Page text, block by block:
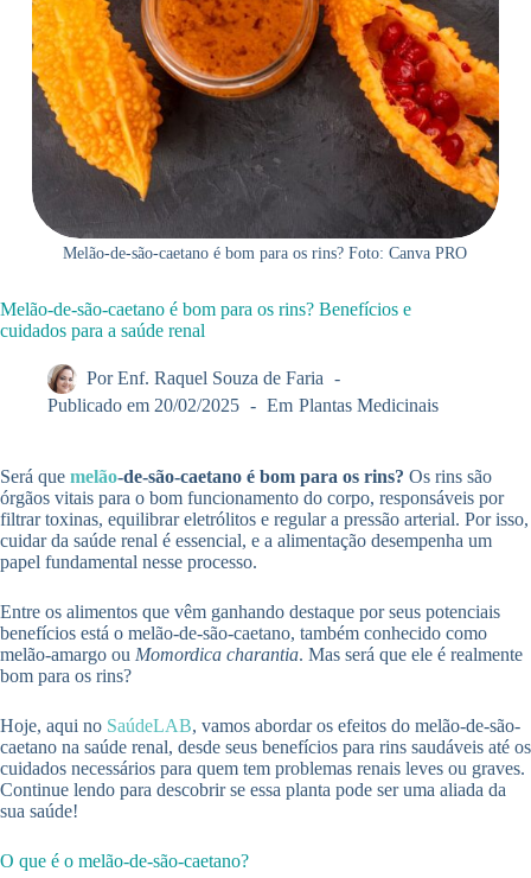
Melão-de-são-caetano é bom para os rins? Foto: Canva PRO
Melão-de-são-caetano é bom para os rins? Benefícios e
cuidados para a saúde renal
Por Enf. Raquel Souza de Faria
Publicado em 20/02/2025 Em Plantas Medicinais
Será que melão-de-são-caetano é bom para os rins? Os rins são
órgãos vitais para o bom funcionamento do corpo, responsáveis por
filtrar toxinas, equilibrar eletrólitos e regular a pressão arterial. Por isso,
cuidar da saúde renal é essencial, e a alimentação desempenha um
papel fundamental nesse processo.
Entre os alimentos que vêm ganhando destaque por seus potenciais
benefícios está o melão-de-são-caetano, também conhecido como
melão-amargo ou Momordica charantia. Mas será que ele é realmente
bom para os rins?
Hoje, aqui no SaúdeLAB, vamos abordar os efeitos do melão-de-são-
caetano na saúde renal, desde seus benefícios para rins saudáveis até os
cuidados necessários para quem tem problemas renais leves ou graves.
Continue lendo para descobrir se essa planta pode ser uma aliada da
sua saúde!
O que é o melão-de-são-caetano?